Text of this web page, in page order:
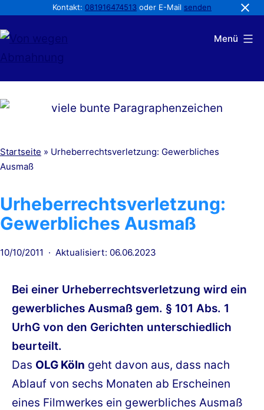
Kontakt: 081916474513 oder E-Mail senden
Inhalt
springen
Abmahnung
Menü
Startseite » Urheberrechtsverletzung: Gewerbliches
Ausmaß
Urheberrechtsverletzung:
Gewerbliches Ausmaß
Veröffentlicht
10/10/2011 Aktualisiert: 06.06.2023
Bei einer Urheberrechtsverletzung wird ein
gewerbliches Ausmaß gem. § 101 Abs. 1
UrhG von den Gerichten unterschiedlich
beurteilt.
Das OLG Köln geht davon aus, dass nach
Ablauf von sechs Monaten ab Erscheinen
eines Filmwerkes ein gewerbliches Ausmaß